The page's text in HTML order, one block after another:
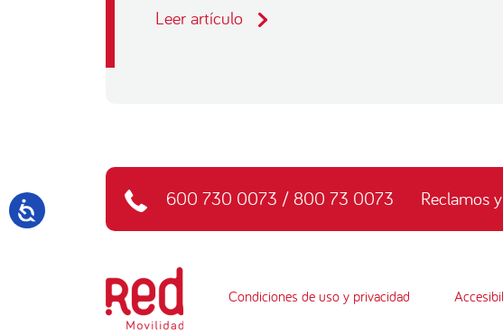
Leer artículo
600 730 0073 / 800 73 0073 Reclamos
Condiciones de uso y privacidad